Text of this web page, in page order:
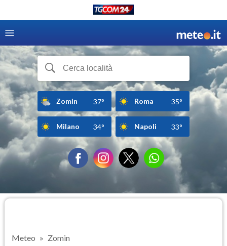
Zomin 37° Roma 35°
Milano 34° Napoli 33°
Meteo Zomin